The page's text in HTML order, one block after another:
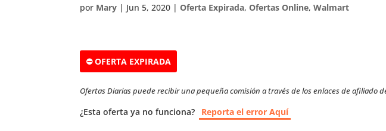
por Mary | Jun 5, 2020 |Oferta Expirada,Ofertas Online,Walmart
⛔ OFERTA EXPIRADA
Ofertas Diarias puede recibir una pequeña comisión a través de los enlaces de afiliado
¿Esta oferta ya no funciona? Reporta el error Aquí